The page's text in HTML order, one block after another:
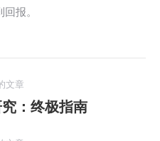
报。
文章
历 ：终极指南